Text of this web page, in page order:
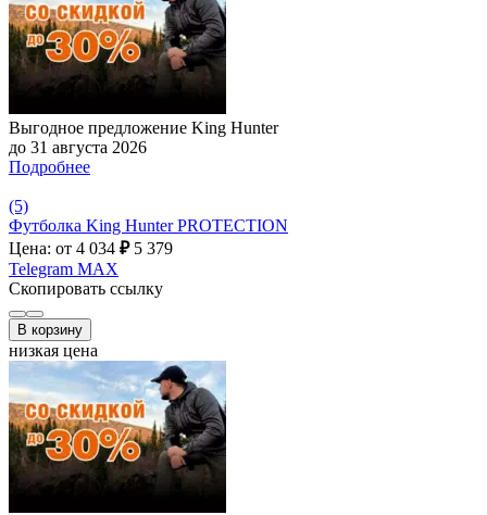
Выгодное предложение King Hunter
до 31 августа 2026
Подробнее
(5)
Футболка King Hunter PROTECTION
Цена: от 4 034 ₽ 5 379
Telegram MAX
Скопировать ссылку
В корзину
низкая цена